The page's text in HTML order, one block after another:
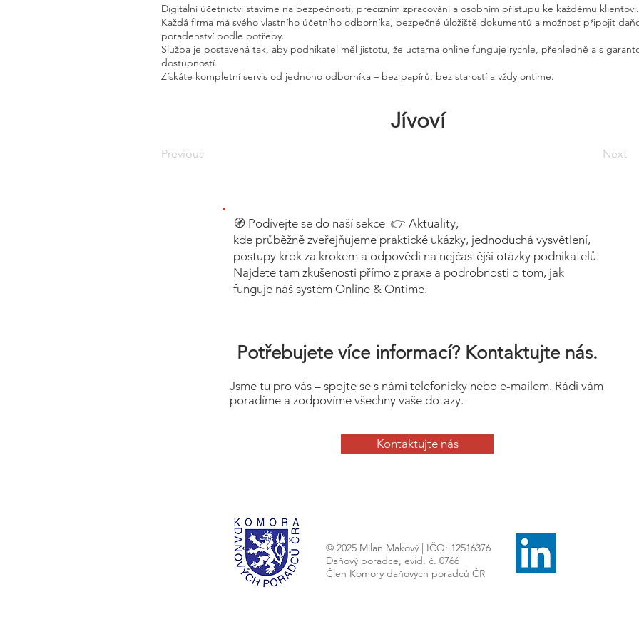
Digitální účetnictví stavíme na bezpečnosti, precizním zpracování a osobním přístupu ke každému klientovi.
Každá firma má svého vlastního účetního odborníka, bezpečné úložiště dokumentů a možnost připojit
poradenství podle potřeby.
Služba je postavená tak, aby podnikatel měl jistotu, že uctarna online funguje rychle, přehledně a s
dostupností.
Získáte kompletní servis od jednoho odborníka – bez papírů, bez starostí a vždy ontime.
Jívoví
Previous Next
🧭 Podívejte se do naší sekce 👉 Aktuality,
kde průběžně zveřejňujeme praktické ukázky, jednoduchá vysvětlení,
postupy krok za krokem a odpovědi na nejčastější otázky podnikatelů.
Najdete tam zkušenosti přímo z praxe a podrobnosti o tom, jak
funguje náš systém Online & Ontime.
Potřebujete více informací? Kontaktujte nás.
Jsme tu pro vás – spojte se s námi telefonicky nebo e-mailem. Rádi vám
poradíme a zodpovíme všechny vaše dotazy.
Kontaktujte nás
© 2025 Milan Makový | IČO: 12516376
Daňový poradce, evid. č. 0766
Člen Komory daňových poradců ČR